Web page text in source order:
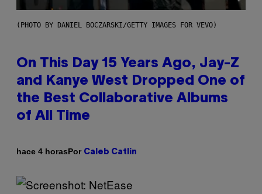
(PHOTO BY DANIEL BOCZARSKI/GETTY IMAGES FOR VEVO)
On This Day 15 Years Ago, Jay-Z
and Kanye West Dropped One of
the Best Collaborative Albums
of All Time
hace 4 horasPor Caleb Catlin